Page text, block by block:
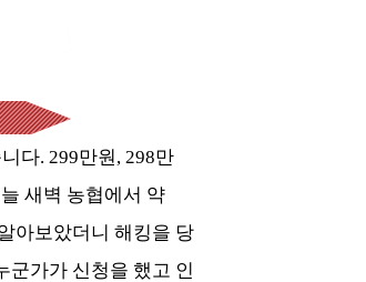
다. 299만원, 298만
새벽 농협에서 약
아보았더니 해킹을 당
군가가 신청을 했고 인